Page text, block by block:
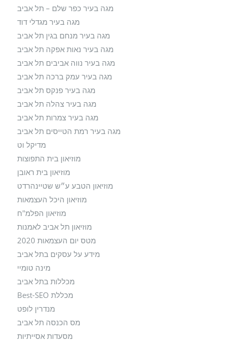
מגה בעיר כפר שלם – תל אביב
מגה בעיר מגדלי דוד
מגה בעיר מנחם בגין תל אביב
מגה בעיר נאות אפקה תל אביב
מגה בעיר נווה אביבים תל אביב
מגה בעיר עמק ברכה תל אביב
מגה בעיר פנקס תל אביב
מגה בעיר צהלה תל אביב
מגה בעיר צמרות תל אביב
מגה בעיר רמת הטייסים תל אביב
מדיקל וט
מוזיאון בית התפוצות
מוזיאון בית ראובן
מוזיאון הטבע ע״ש שטיינהרדט
מוזיאון היכל העצמאות
מוזיאון הפלמ"ח
מוזיאון תל אביב לאמנות
מטס יום העצמאות 2020
מידע על עסקים בתל אביב
מינה טומיי
מכללות בתל אביב
מכללת Best-SEO
מנדרין לופט
מס הכנסה תל אביב
מסעדות אסייתיות